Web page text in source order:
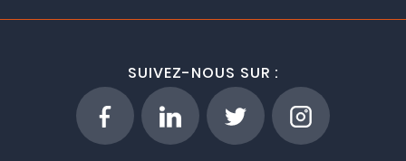
SUIVEZ-NOUS SUR :